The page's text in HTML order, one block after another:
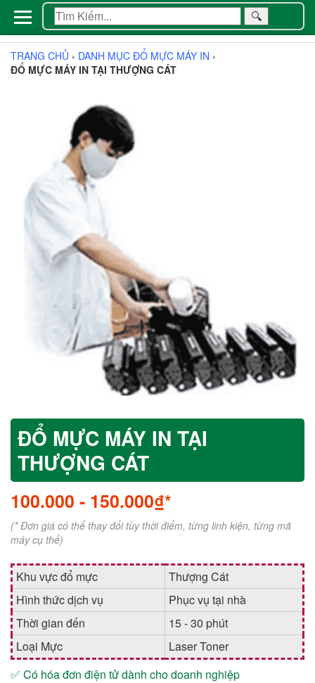
🔍
TRANG CHỦ › DANH MỤC ĐỔ MỰC MÁY IN ›
ĐỔ MỰC MÁY IN TẠI THƯỢNG CÁT
ĐỔ MỰC MÁY IN TẠI
THƯỢNG CÁT
100.000 - 150.000₫*
(* Đơn giá có thể thay đổi tùy thời điểm, từng linh kiện, từng mã
máy cụ thể)
Khu vực đổ mực
Thượng Cát
Hình thức dịch vụ
Phục vụ tại nhà
Thời gian đến
15 - 30 phút
Loại Mực
Laser Toner
✅ Có hóa đơn điện tử dành cho doanh nghiệp